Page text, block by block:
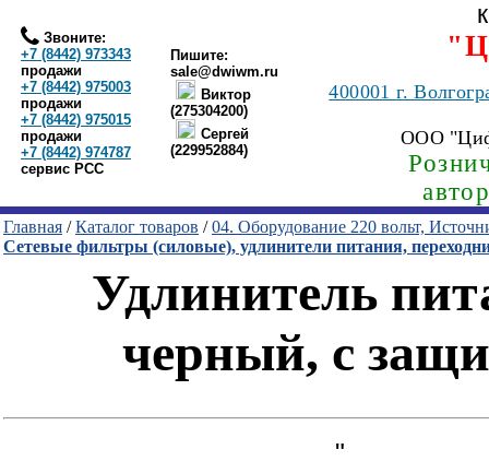
Звоните:
+7 (8442) 973343
продажи
+7 (8442) 975003
продажи
+7 (8442) 975015
продажи
+7 (8442) 974787
сервис РСС
Пишите:
sale@dwiwm.ru
Виктор
(275304200)
Сергей
(229952884)
400001г.
ООО
Главная /Каталог товаров /04. Оборудование 220 вольт,
Сетевые фильтры (силовые), удлинители питания,
Удлинитель
черный, с
"